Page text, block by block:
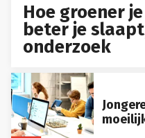
Hoe groener
beter je
onderzoek